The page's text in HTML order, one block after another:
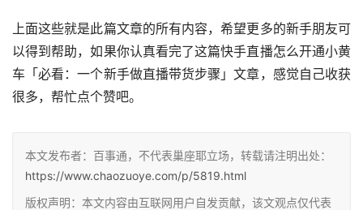
上面这些就是此篇文章的所有内容，希望更多的新手朋友可
以得到帮助，如果你认真看完了这篇快手直播怎么开通小黄
车「必看：一个新手做直播带货步骤」文章，感觉自己收获
很多，帮忙点个赞吧。
本文发布者：百事通，不代表巢座耶立场，转载请注明出处：
https://www.chaozuoye.com/p/5819.html
版权声明：本文内容由互联网用户自发贡献，该文观点仅代表